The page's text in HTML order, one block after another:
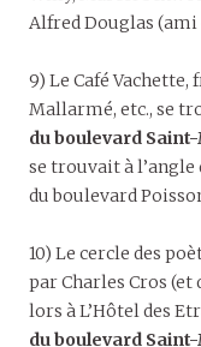
Alfred Douglas (ami
9) Le Café Vachette,
Mallarmé, etc., se
du boulevard
se trouvait à
du boulevard
10) Le cercle des
par Charles Cros (et
lors à L’Hôtel des
du boulevard Saint-